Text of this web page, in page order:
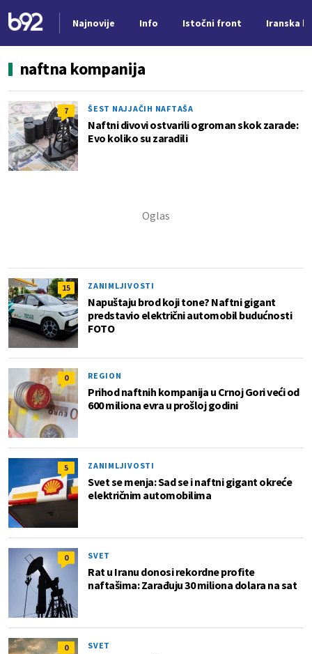
Najnovije Info Istočni front Iranska
naftna kompanija
7 ŠEST NAJJAČIH NAFTAŠA
Naftni divovi ostvarili ogroman skok zarade:
Evo koliko su zaradili
15 ZANIMLJIVOSTI
Napuštaju brod koji tone? Naftni gigant
predstavio električni automobil budućnosti
FOTO
0 REGION
Prihod naftnih kompanija u Crnoj Gori veći od
600 miliona evra u prošloj godini
5 ZANIMLJIVOSTI
Svet se menja: Sad se i naftni gigant okreće
električnim automobilima
0 SVET
Rat u Iranu donosi rekordne profite
naftašima: Zarađuju 30 miliona dolara na sat
0 SVET